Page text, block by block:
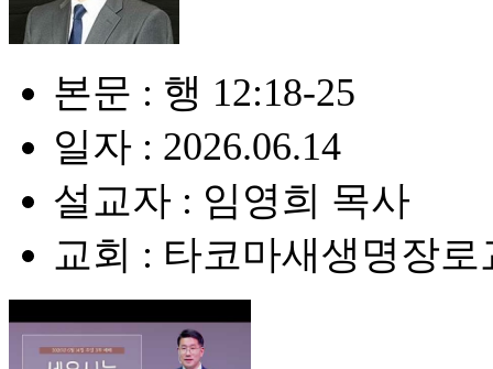
본문 : 행 12:18-25
일자 : 2026.06.14
설교자 : 임영희 목사
교회 : 타코마새생명장로